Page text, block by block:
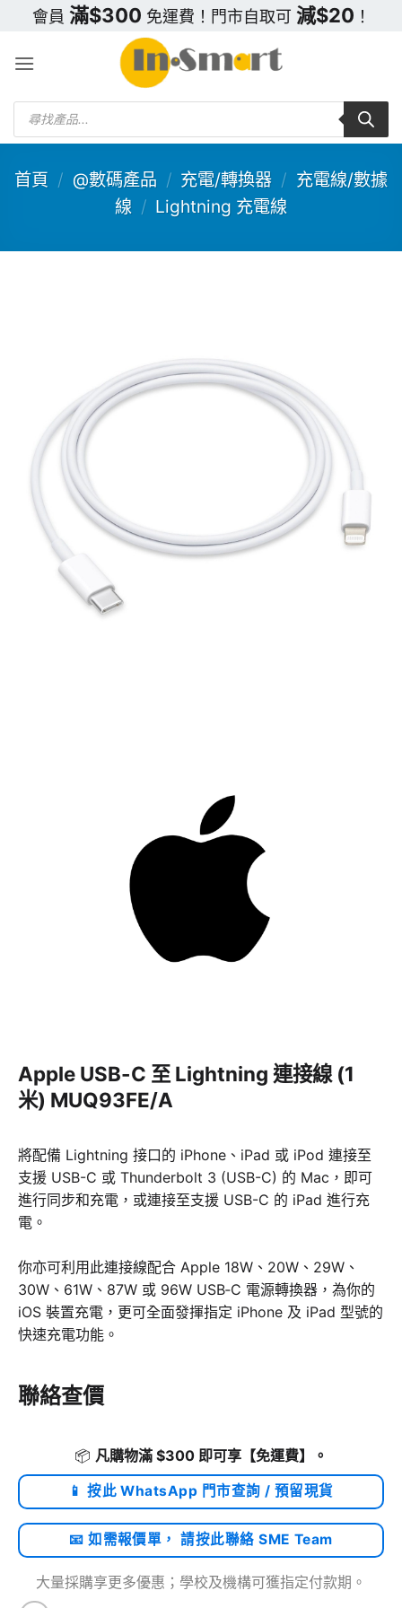
content
會員 滿$300 免運費！門市自取可 減$20 ！
Products
search
首頁 / @數碼產品 / 充電/轉換器 / 充電線/數據
線 / Lightning 充電線
Apple USB-C 至 Lightning 連接線 (1
米) MUQ93FE/A
將配備 Lightning 接口的 iPhone、iPad 或 iPod 連接至
支援 USB-C 或 Thunderbolt 3 (USB-C) 的 Mac，即可
進行同步和充電，或連接至支援 USB-C 的 iPad 進行充
電。
你亦可利用此連接線配合 Apple 18W、20W、29W、
30W、61W、87W 或 96W USB‑C 電源轉換器，為你的
iOS 裝置充電，更可全面發揮指定 iPhone 及 iPad 型號的
快速充電功能。
聯絡查價
📦 凡購物滿 $300 即可享 【免運費】 。
📱 按此 WhatsApp 門市查詢 / 預留現貨
📧 如需報價單， 請按此聯絡 SME Team
大量採購享更多優惠；學校及機構可獲指定付款期。